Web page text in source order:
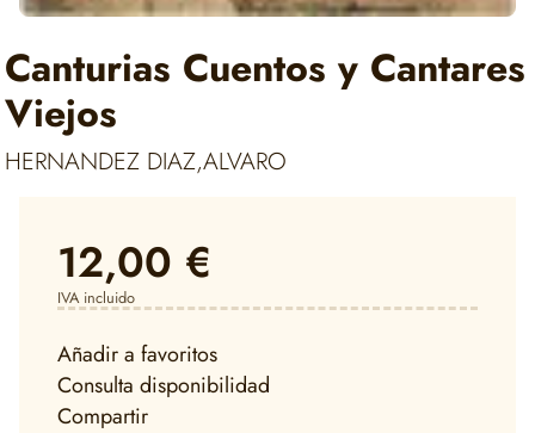
Canturias Cuentos y Cantares
Viejos
HERNANDEZ DIAZ,ALVARO
12,00 €
IVA incluido
Añadir a favoritos
Consulta disponibilidad
Compartir